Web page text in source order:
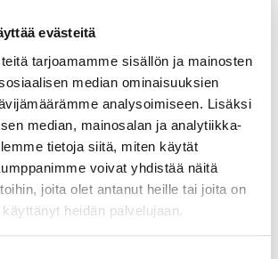
evästeitä
tarjoamamme sisällön ja mainosten
median ominaisuuksien
analysoimiseen. Lisäksi
median, mainosalan ja analytiikka-
tietoja siitä, miten käytät
voivat yhdistää näitä
joita olet antanut heille tai joita on
heidän palvelujaan.